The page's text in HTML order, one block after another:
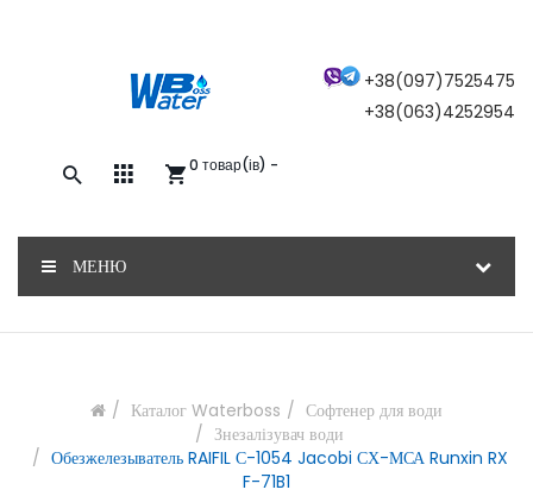
+38(097)7525475
+38(063)4252954
0 товар(ів) -
МЕНЮ
Каталог Waterboss
Софтенер для води
Знезалізувач води
Обезжелезыватель RAIFIL С-1054 Jacobi СХ-МСА Runxin RX
F-71B1
Закажите обратный звонок, и наш
ОТПРАВИТЬ